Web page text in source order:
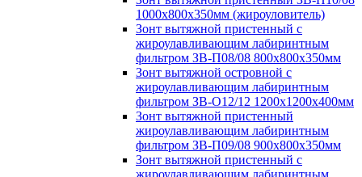
1000х800х350мм (жироуловитель)
Зонт вытяжной пристенный с
жироулавливающим лабиринтным
фильтром ЗВ-П08/08 800х800х350мм
Зонт вытяжной островной с
жироулавливающим лабиринтным
фильтром ЗВ-О12/12 1200х1200х400мм
Зонт вытяжной пристенный
жироулавливающим лабиринтным
фильтром ЗВ-П09/08 900х800х350мм
Зонт вытяжной пристенный с
жироулавливающим лабиринтным